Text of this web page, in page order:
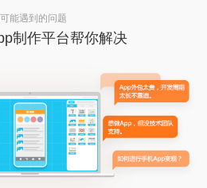
能遇到的问题
制作平台帮你解决